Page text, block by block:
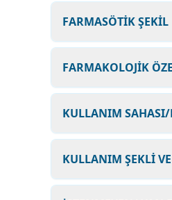
FARMASÖTİK ŞEKİL
FARMAKOLOJİK
KULLANIM
KULLANIM ŞEKLİ